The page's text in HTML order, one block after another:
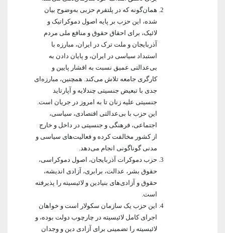
همان‌گونه که در پلتفرم حزبی به‌وضوح بیان
شده، این حزب بر پایه اصول دموکراتیک و
لائیک، برای احقاق حقوق و منافع ملی مردم
آذربایجان و ملت ترک در ایران، مبارزه با
استبداد سیاسی در ایران، و پایان دادن به
بی‌عدالتی عمیق نسبت به اقشار پایین و
کارگری جامعه تلاش می‌کند. همچنین، مبارزه‌ای
جدی با تبعیض جنسیتی چندلایه و آپارتاید
جنسیتی علیه زنان تا به امروز در جریان است.
این حزب با بی‌عدالتی اقتصادی، سیاسی،
اجتماعی، فرهنگی و جنسیتی در داخل و خارج
از کشور مخالفت کرده و فعالیت‌های سیاسی و
مدنی گوناگونی انجام می‌دهد.
حزب دموکرات آذربایجان، اصول دموکراسی،
حقوق بشر، عدالت، برابری، آزادی اندیشه،
حقوق و آزادی‌های بنیادین و لائیسیته را پذیرفته
است.
این حزب یک سازمان سکولار است و خواهان
اجرای کامل لائیسیته در چارچوب دولت بوده، و
لائیسیته را تضمینی برای آزادی دین و وجدان